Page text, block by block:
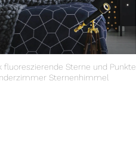
fluoreszierende Sterne und Punkte
Sternenhimmel